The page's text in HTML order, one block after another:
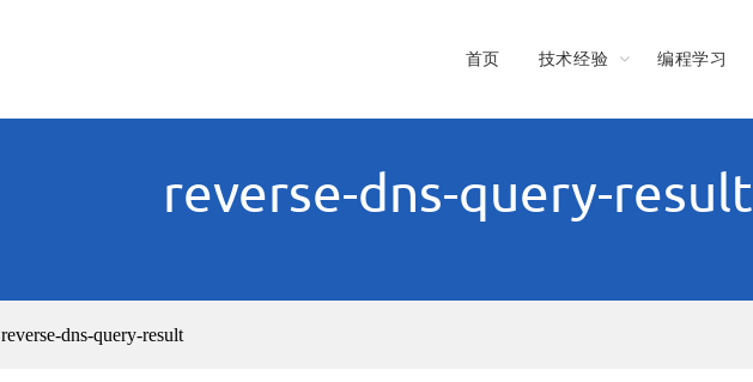
首页 技术经验 编程学习
reverse-dns-query-result
reverse-dns-query-result